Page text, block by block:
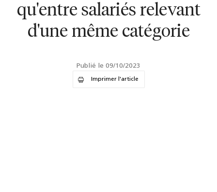
qu'entre salariés relevant
d'une même catégorie
Publié le 09/10/2023
Imprimer l'article